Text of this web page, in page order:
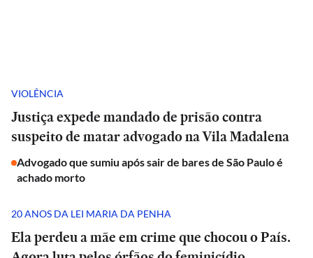
VIOLÊNCIA
Justiça expede mandado de prisão contra
suspeito de matar advogado na Vila Madalena
Advogado que sumiu após sair de bares de São Paulo é
achado morto
20 ANOS DA LEI MARIA DA PENHA
Ela perdeu a mãe em crime que chocou o País.